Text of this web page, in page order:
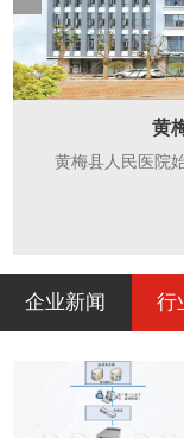
黄
黄梅县人民医院
企业新闻 行